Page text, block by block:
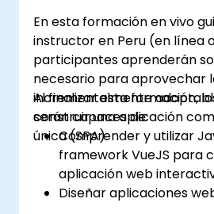
Utilizar el ecosistema
extender las
trabajo.
En esta formación en vivo
instructor en Peru (en línea
participantes aprenderán
necesario para aprovechar
incrementalmente
construir una aplicación
única (SPA).
Al finalizar esta formación,
serán capaces de:
Comprender y utilizar
framework VueJS para
aplicación web
Diseñar aplicaciones